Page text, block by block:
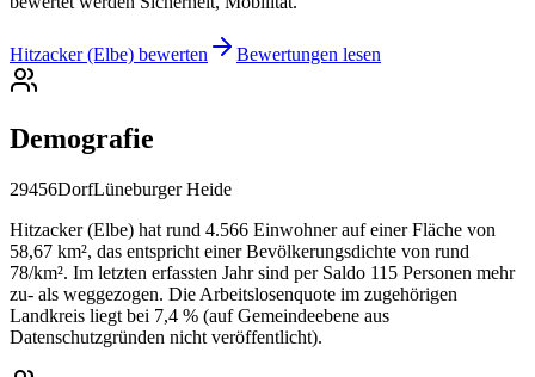
Hitzacker (Elbe) bewerten Bewertungen lesen
Demografie
29456DorfLüneburger Heide
Hitzacker (Elbe) hat rund 4.566 Einwohner auf einer Fläche von
58,67 km², das entspricht einer Bevölkerungsdichte von rund
78/km². Im letzten erfassten Jahr sind per Saldo 115 Personen mehr
zu- als weggezogen. Die Arbeitslosenquote im zugehörigen
Landkreis liegt bei 7,4 % (auf Gemeindeebene aus
Datenschutzgründen nicht veröffentlicht).